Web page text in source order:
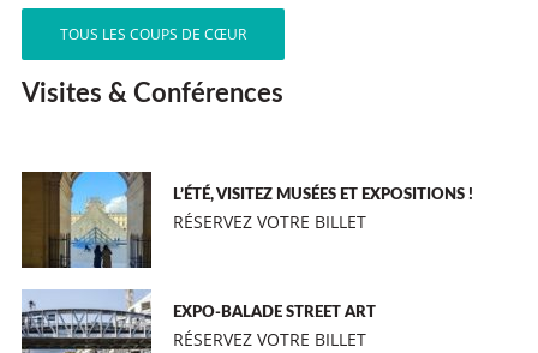
TOUS LES COUPS DE CŒUR
Visites & Conférences
L’ÉTÉ, VISITEZ MUSÉES ET EXPOSITIONS !
RÉSERVEZ VOTRE BILLET
EXPO-BALADE STREET ART
RÉSERVEZ VOTRE BILLET